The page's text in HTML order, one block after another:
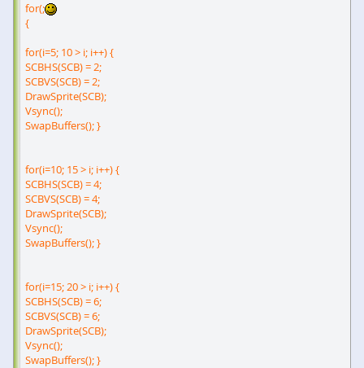
for(;
{
for(i=5; 10 > i; i++) {
SCBHS(SCB) = 2;
SCBVS(SCB) = 2;
DrawSprite(SCB);
Vsync();
SwapBuffers(); }
for(i=10; 15 > i; i++) {
SCBHS(SCB) = 4;
SCBVS(SCB) = 4;
DrawSprite(SCB);
Vsync();
SwapBuffers(); }
for(i=15; 20 > i; i++) {
SCBHS(SCB) = 6;
SCBVS(SCB) = 6;
DrawSprite(SCB);
Vsync();
SwapBuffers(); }